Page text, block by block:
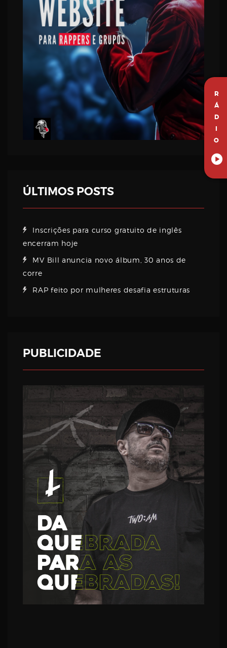
R
Á
D
I
O
ÚLTIMOS POSTS
Inscrições para curso gratuito de inglês
encerram hoje
MV Bill anuncia novo álbum, 30 anos de
corre
RAP feito por mulheres desafia estruturas
PUBLICIDADE